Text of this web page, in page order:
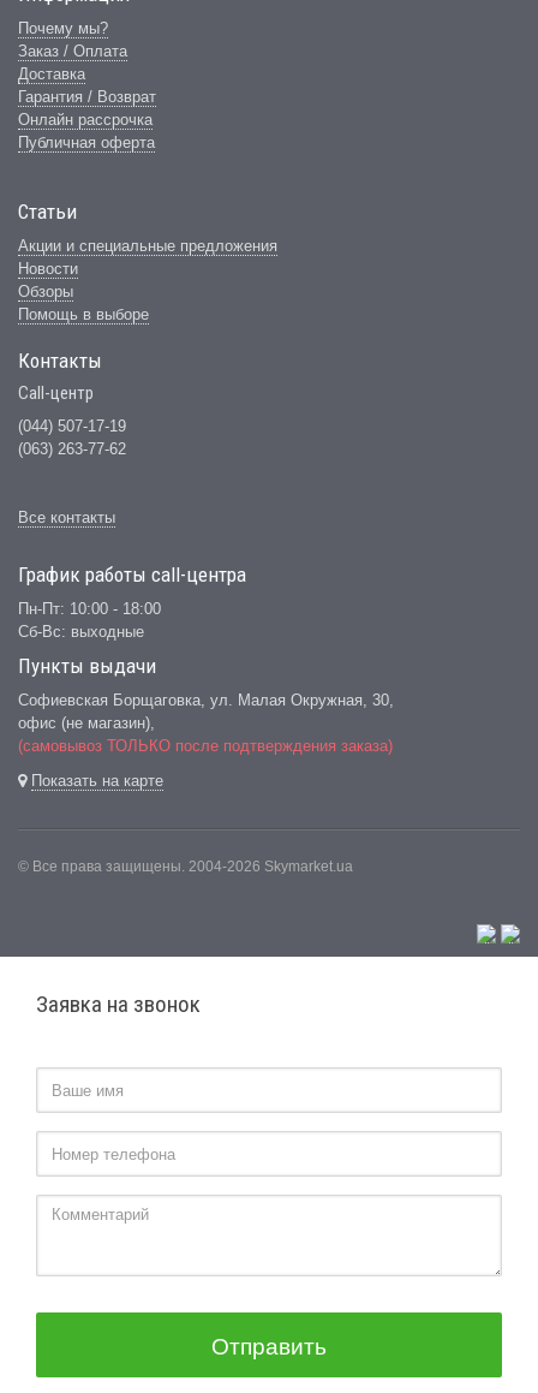
Почему мы?
Заказ / Оплата
Доставка
Гарантия / Возврат
Онлайн рассрочка
Публичная оферта
Статьи
Акции и специальные предложения
Новости
Обзоры
Помощь в выборе
Контакты
Call-центр
(044) 507-17-19
(063) 263-77-62
Все контакты
График работы сall-центра
Пн-Пт: 10:00 - 18:00
Сб-Вс: выходные
Пункты выдачи
Софиевская Борщаговка, ул. Малая Окружная, 30,
офис (не магазин)
(самовывоз ТОЛЬКО после подтверждения заказа)
Показать на карте
© Все права защищены. 2004-2026 Skymarket.ua
Заявка на звонок
Отправить